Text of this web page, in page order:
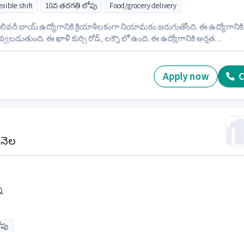
shift 10వ తరగతి లోపు Food/grocery delivery
బాయ్ ఉద్యోగానికి క్రియాశీలకంగా నియామకం జరుగుతోంది. ఈ ఉద్యోగానికి
ఈ ఖాళీ కుర్సి రోడ్, లక్నౌ లో ఉంది. ఈ ఉద్యోగానికి అర్హత
Benefits ఉన్నాయి.
Apply now